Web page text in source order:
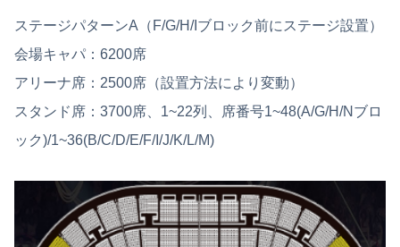
ステージパターンA（F/G/H/Iブロック前にステージ設置）
会場キャパ：6200席
アリーナ席：2500席（設置方法により変動）
スタンド席：3700席、1~22列、席番号1~48(A/G/H/Nブロ
ック)/1~36(B/C/D/E/F/I/J/K/L/M)